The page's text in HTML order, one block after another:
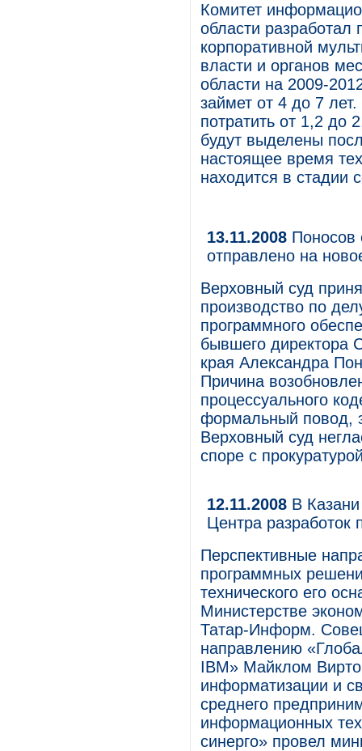
Комитет
области разработал
корпоративной
власти и органов
области на 2009-
займет от 4 до 7
потратить от 1,2 до
будут выделены
настоящее время
находится в стадии
13.11.2008 Поносов
отправлено на
Верховный суд
производство по
программного
бывшего директора
края Александра
Причина
процессуального
формальный повод,
Верховный суд
споре с
12.11.2008 В
Центра
Перспективные
программных
технического его
Министерстве
Татар-Информ.
направлению
IBM» Майклом
информатизации и
среднего
информационных
синерго» провел